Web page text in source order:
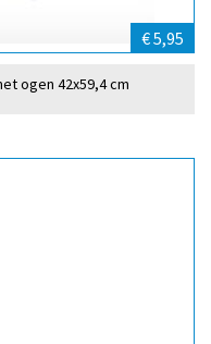
€ 5,95
ogen 42x59,4 cm